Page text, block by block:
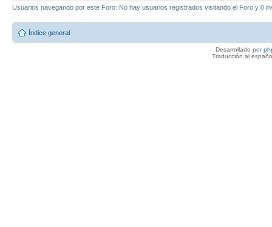
Usuarios navegando por este Foro: No hay usuarios registrados visitando el Foro y 0
Índice general
Desarrollado por
Traducción al